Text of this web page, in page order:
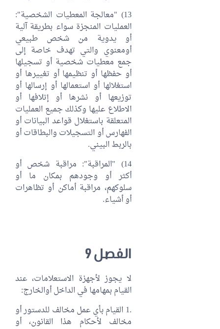
13) "معالجة المعطيات الشخصية":
العمليات المنجزة سواء بطريقة آلية
أو يدوية من شخص طبيعي
أومعنوي والتي تهدف خاصة إلى
جمع معطيات شخصية أو تسجيلها
أو حفظها أو تنظيمها أو تغييرها أو
استغلالها أو استعمالها أو إرسالها أو
توزيعها أو نشرها أو إتلافها أو
الاطلاع عليها وكذلك جميع العمليات
المتعلقة باستغلال قواعد البيانات أو
الفهارس أو التسجيلات والبطاقات أو
بالربط البيني.
14) "المراقبة": مراقبة شخص أو
أكثر أو وجودهم بمكان ما أو
سلوكهم، مراقبة أماكن أو تظاهرات
أو أشياء.
الفصل 9
لا يجوز لأجهزة الاستعلامات، عند
القيام بمهامها في الداخل أوالخارج:
.1 القيام بأي عمل مخالف للدستور أو
مخالف لأحكام هذا القانون، أو